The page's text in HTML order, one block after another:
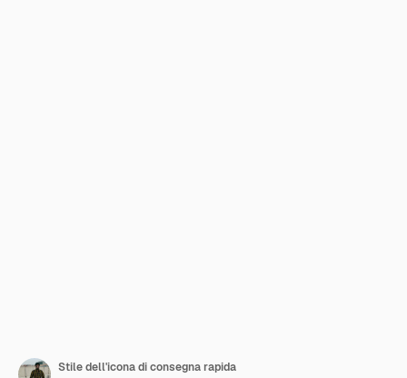
Stile dell'icona di consegna rapida